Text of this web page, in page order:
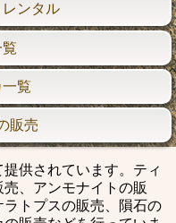
ンタル
覧
販売
供されています。ティ
、アンモナイトの販
トプスの販売、隕石の